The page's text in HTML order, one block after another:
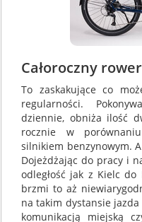
Całoroczny
To zaskakujące co
regularności.
dziennie, obniża ilość
rocznie w
silnikiem benzynowym.
Dojeżdżając do pracy i
odległość jak z Kielc
brzmi to aż
na takim dystansie
komunikacją miejską